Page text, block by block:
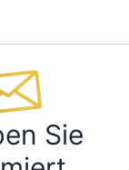
Sie